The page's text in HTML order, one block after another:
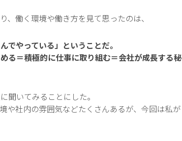
、働く環境や働き方を見て思ったのは、
でやっている」ということだ。
る＝積極的に仕事に取り組む＝会社が成長する秘
聞いてみることにした。
や社内の雰囲気などたくさんあるが、今回は私が